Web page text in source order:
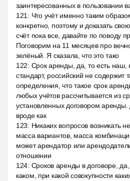
заинтересованных в пользовании
121 : Что учёт именно таким
конкретно, поэтому и доказать
счёт пока все, давайте по поводу
Поговорим на 11 месяцев про
зелёный. Я сказала, что это тако
122: Срок аренды, да, то есть
стандарт, российский не содержит
определения, что такое срок
любых учётов рассчитывается из
установленных договором аренды.
вроде как
123: Никаких вопросов возникать
масса вариантов, масса
может арендатор или
отношении
124: Сроков аренды в договоре,
каком, при какой совокупности